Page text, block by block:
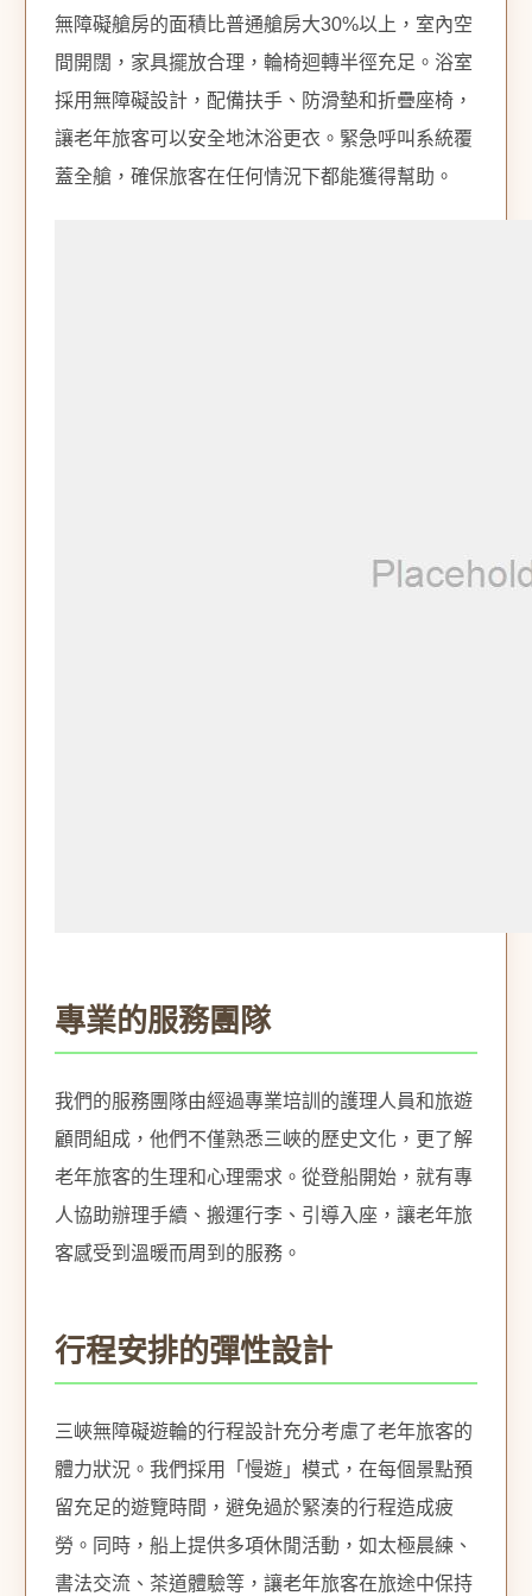
無障礙艙房的面積比普通艙房大30%以上，室內空
間開闊，家具擺放合理，輪椅迴轉半徑充足。浴室
採用無障礙設計，配備扶手、防滑墊和折疊座椅，
讓老年旅客可以安全地沐浴更衣。緊急呼叫系統覆
蓋全艙，確保旅客在任何情況下都能獲得幫助。
專業的服務團隊
我們的服務團隊由經過專業培訓的護理人員和旅遊
顧問組成，他們不僅熟悉三峽的歷史文化，更了解
老年旅客的生理和心理需求。從登船開始，就有專
人協助辦理手續、搬運行李、引導入座，讓老年旅
客感受到溫暖而周到的服務。
行程安排的彈性設計
三峽無障礙遊輪的行程設計充分考慮了老年旅客的
體力狀況。我們採用「慢遊」模式，在每個景點預
留充足的遊覽時間，避免過於緊湊的行程造成疲
勞。同時，船上提供多項休閒活動，如太極晨練、
書法交流、茶道體驗等，讓老年旅客在旅途中保持